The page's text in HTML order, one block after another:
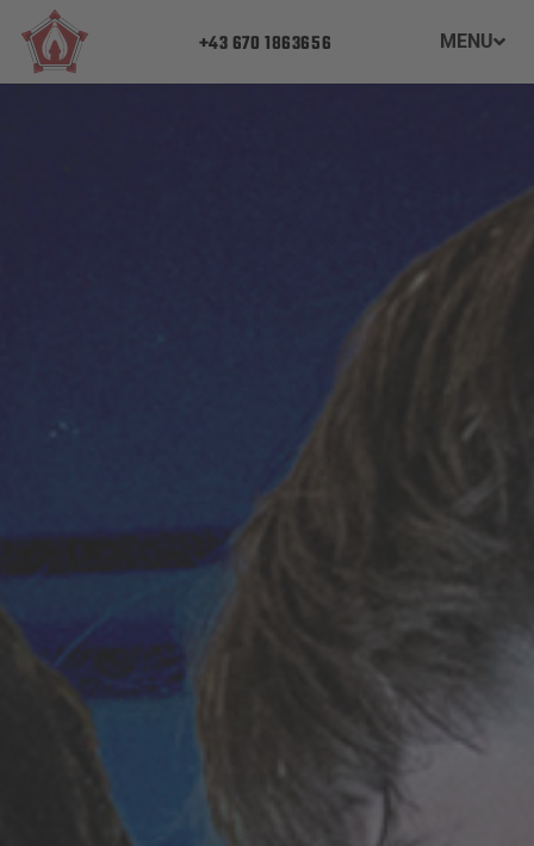
+43 670 1863656 MENU